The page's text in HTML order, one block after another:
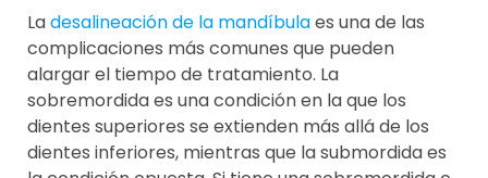
Ladesalineación de la mandíbulaes una de las
complicaciones más comunes que pueden
alargar el tiempo de tratamiento. La
sobremordida es una condición en la que los
dientes superiores se extienden más allá de los
dientes inferiores, mientras que la submordida es